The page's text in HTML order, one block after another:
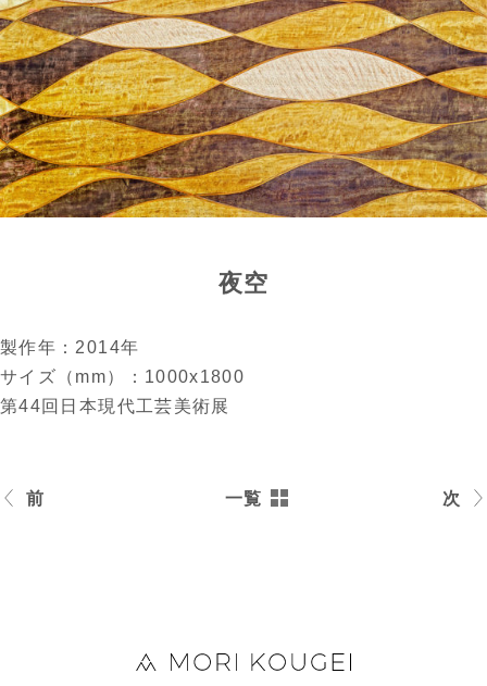
夜空
製作年：2014年
サイズ（mm）：1000x1800
第44回日本現代工芸美術展
前 一覧 次